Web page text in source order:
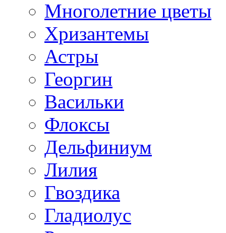
Многолетние цветы
Хризантемы
Астры
Георгин
Васильки
Флоксы
Дельфиниум
Лилия
Гвоздика
Гладиолус